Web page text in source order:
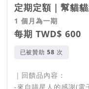
定期定額｜幫貓
1 個月為一期
每期 TWD$ 600
已被贊助 次
｜回饋品內容：
-來自喵星人的感謝(電